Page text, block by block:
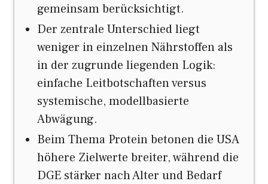
gemeinsam berücksichtigt.
Der zentrale Unterschied liegt
weniger in einzelnen Nährstoffen als
in der zugrunde liegenden Logik:
einfache Leitbotschaften versus
systemische, modellbasierte
Abwägung.
Beim Thema Protein betonen die USA
höhere Zielwerte breiter, während die
DGE stärker nach Alter und Bedarf